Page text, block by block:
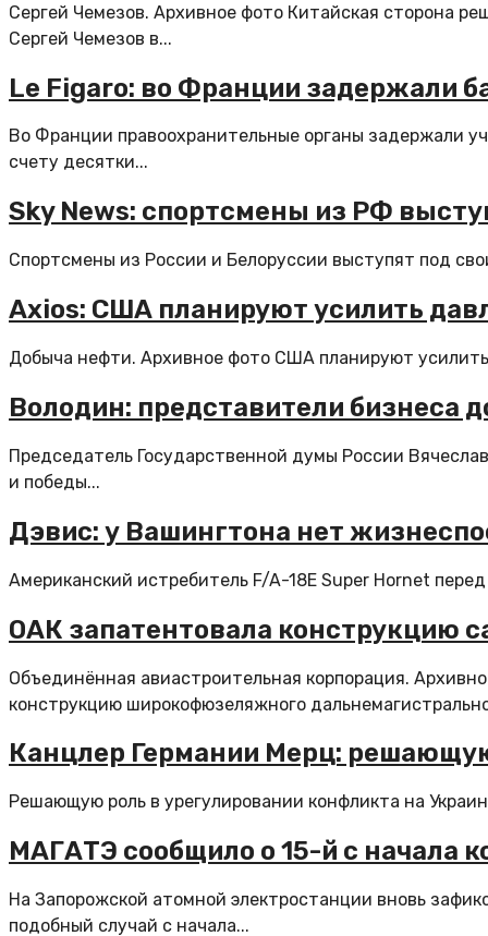
Сергей Чемезов. Архивное фото Китайская сторона
Сергей Чемезов в...
Le Figaro: во Франции задержали
Во Франции правоохранительные органы задержали
счету десятки...
Sky News: спортсмены из РФ
Спортсмены из России и Белоруссии выступят под
Axios: США планируют усилить
Добыча нефти. Архивное фото США планируют
Володин: представители бизнеса
Председатель Государственной думы России
и победы...
Дэвис: у Вашингтона нет
Американский истребитель F/A-18E Super Hornet
ОАК запатентовала конструкцию
Объединённая авиастроительная корпорация.
конструкцию широкофюзеляжного
Канцлер Германии Мерц:
Решающую роль в урегулировании конфликта на
МАГАТЭ сообщило о 15-й с начала
На Запорожской атомной электростанции вновь
подобный случай с начала...